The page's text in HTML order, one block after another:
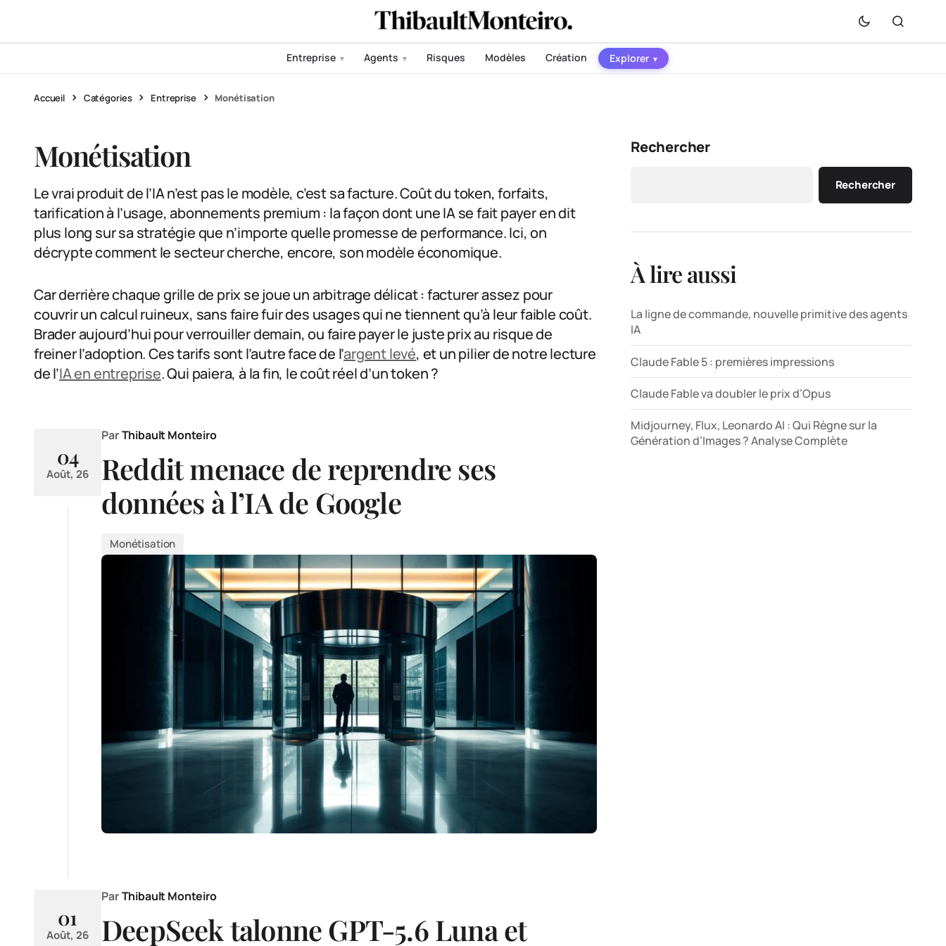
Entreprise ▾ Agents ▾ Risques Modèles Création Explorer ▾
Accueil Catégories Entreprise Monétisation
Monétisation
Le vrai produit de l’IA n’est pas le modèle, c’est sa facture. Coût du token, forfaits,
tarification à l’usage, abonnements premium : la façon dont une IA se fait payer en dit
plus long sur sa stratégie que n’importe quelle promesse de performance. Ici, on
décrypte comment le secteur cherche, encore, son modèle économique.
Car derrière chaque grille de prix se joue un arbitrage délicat : facturer assez pour
couvrir un calcul ruineux, sans faire fuir des usages qui ne tiennent qu’à leur faible coût.
Brader aujourd’hui pour verrouiller demain, ou faire payer le juste prix au risque de
freiner l’adoption. Ces tarifs sont l’autre face de l’argent levé, et un pilier de notre lecture
de l’IA en entreprise. Qui paiera, à la fin, le coût réel d’un token ?
04
Août, 26
Par Thibault Monteiro
Reddit menace de reprendre ses
données à l’IA de Google
Monétisation
01
Août, 26
Par Thibault Monteiro
DeepSeek talonne GPT-5.6 Luna et
Rechercher
Rechercher
À lire aussi
La ligne de commande, nouvelle primitive des agents
IA
Claude Fable 5 : premières impressions
Claude Fable va doubler le prix d’Opus
Midjourney, Flux, Leonardo AI : Qui Règne sur la
Génération d’Images ? Analyse Complète